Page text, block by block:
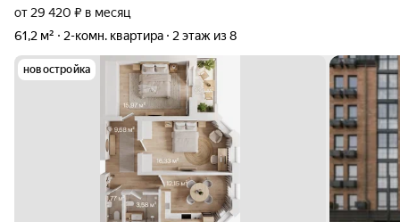
от 29 420 ₽ в месяц
61,2 м²
2-комн. квартира 2 этаж из 8
новостройка